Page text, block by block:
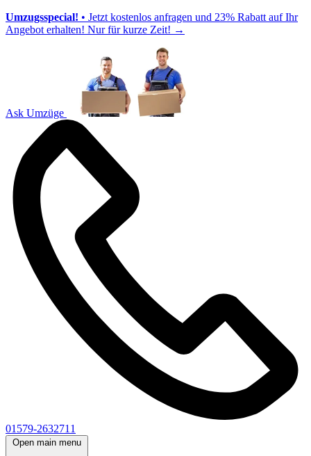
Umzugsspecial! • Jetzt kostenlos anfragen und 23% Rabatt auf Ihr
Angebot erhalten! Nur für kurze Zeit! →
Ask Umzüge
01579-2632711
Open main menu